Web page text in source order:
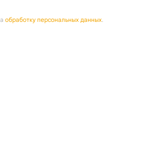
обработку персональных данных.